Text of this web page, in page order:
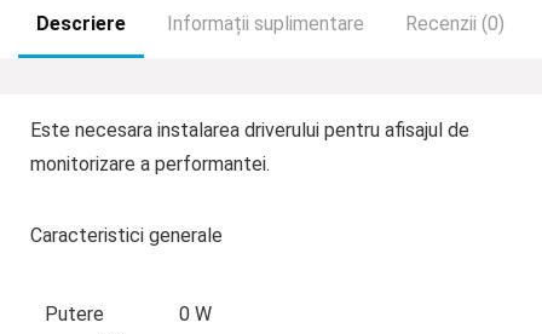
Descriere Informații suplimentare Recenzii (0)
Este necesara instalarea driverului pentru afisajul de
monitorizare a performantei.
Caracteristici generale
Putere
0 W